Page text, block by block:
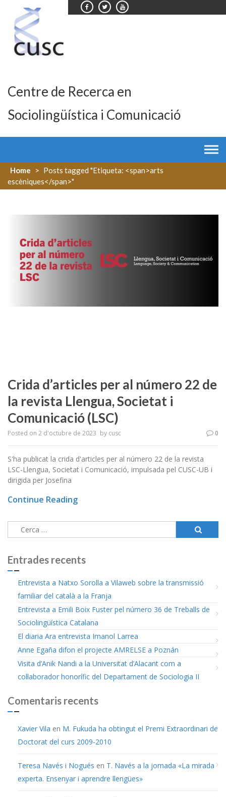
content
Centre de Recerca en
Sociolingüística i Comunicació
Home > Posts tagged "Etiqueta: <span>arts
escèniques</span>"
Crida d’articles per al número 22 de
la revista Llengua, Societat i
Comunicació (LSC)
Posted on 2 d'octubre de 2023 by cusc 0
S'ha publicat la crida d'articles per al número 22 de la revista
LSC-Llengua, Societat i Comunicació, impulsada pel CUSC-UB i
dirigida per Josefina
Continue Reading
Cerca:
Entrades recents
Entrevista a Natxo Sorolla a Vilaweb sobre la transmissió
familiar del català a la Franja
Entrevista a Emili Boix Fuster pel número 36 de Treballs de
Sociolingüística Catalana
El diaria Ara entrevista Imanol Larrea
Anne Egaña difon el projecte AMRELSE a Poznán
Visita d’Anik Nandi a la Universitat d’Alacant com a
col·laborador honorífic del Departament de Sociologia II
Comentaris recents
Xavier Vila en M. Fukuda ha obtingut el Premi Extraordinari de
Doctorat del curs 2009-2010
Teresa Navés i Nogués en T. Navés a la jornada «La mirada
experta. Ensenyar i aprendre llengües»